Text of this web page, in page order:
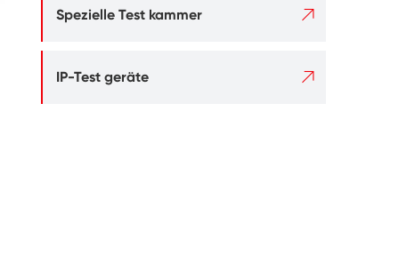
Spezielle Test kammer 
IP-Test geräte 